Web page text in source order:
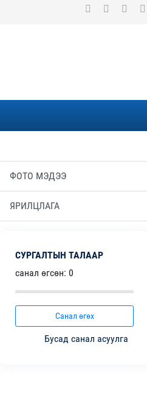
ФОТО МЭДЭЭ
ЯРИЛЦЛАГА
СУРГАЛТЫН ТАЛААР
санал өгсөн: 0
Санал өгөх
Бусад санал асуулга